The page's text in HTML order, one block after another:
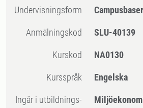
Undervisningsform
Anmälningskod SLU-40139
Kurskod NA0130
Kursspråk Engelska
Ingår i utbildnings-